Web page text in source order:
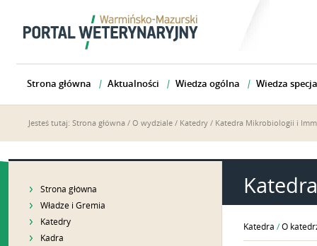
Strona główna Aktualności Wiedza ogólna Wiedza
Jesteś tutaj: Strona główna / O wydziale / Katedry / Katedra Mikrobiologii i
Strona główna
Władze i Gremia
Katedry
Kadra
Katedra / O